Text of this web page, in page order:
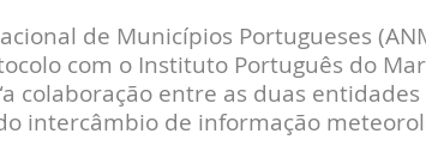
de Municípios Portugueses
com o Instituto Português do
colaboração entre as duas
intercâmbio de informação